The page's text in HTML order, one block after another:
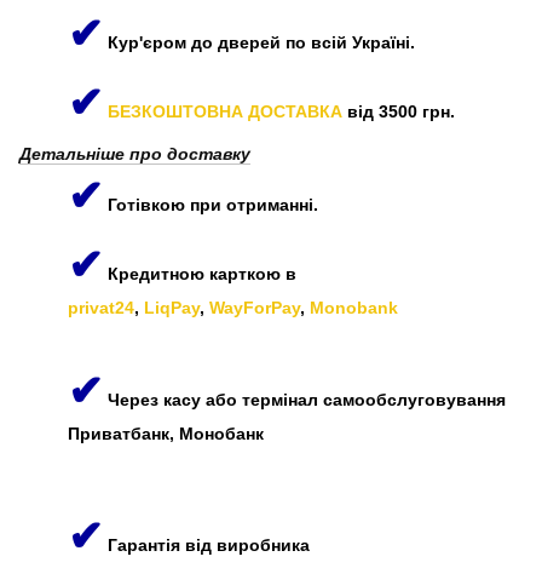
✔ Кур'єром до дверей по всій Україні.
✔ БЕЗКОШТОВНА ДОСТАВКА від 3500 грн.
Детальніше про доставку
✔ Готівкою при отриманні.
✔ Кредитною карткою в
privat24, LiqPay, WayForPay, Monobank
✔ Через касу або термінал самообслуговування
Приватбанк, Монобанк
✔ Гарантія від виробника